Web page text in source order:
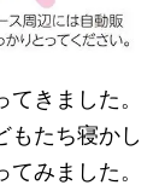
きました。
もたち寝かし
みました。